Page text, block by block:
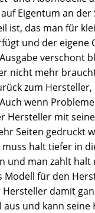
Eigentum an der
ist, das man für
und der eigene
verschont
nicht mehr
zum
wenn
Hersteller mit
Seiten gedruckt
halt tiefer in
und man zahlt halt
Modell für den
damit
aus und kann seine